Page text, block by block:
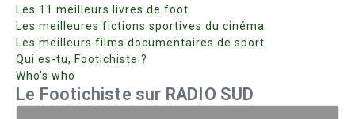
Les 11 meilleurs livres de foot
Les meilleures fictions sportives du cinéma
Les meilleurs films documentaires de sport
Qui es-tu, Footichiste ?
Who’s who
Le Footichiste sur RADIO SUD